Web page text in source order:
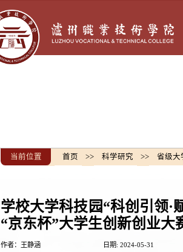
当前位置 首页 >> 科学研究 >> 省级大
学校大学科技园“科创引领·
“京东杯”大学生创新创业大
作者：王静涵 日期: 2024-05-31